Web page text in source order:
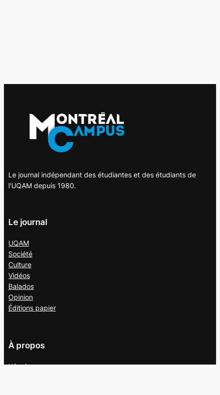
Le journal indépendant des étudiantes et des étudiants de
l'UQAM depuis 1980.
Le journal
UQAM
Société
Culture
Vidéos
Balados
Opinion
Éditions papier
À propos
L’équipe